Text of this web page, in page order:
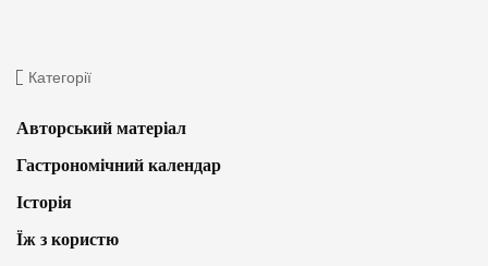
Категорії
Авторський матеріал
Гастрономічний календар
Історія
Їж з користю